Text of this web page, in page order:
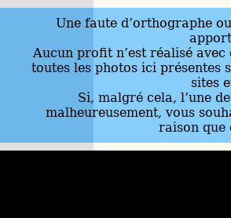
Une faute d’orthographe
Aucun profit n’est réalisé
toutes les photos ici présentes
sites
Si, malgré cela, l’une
malheureusement, vous
raison que